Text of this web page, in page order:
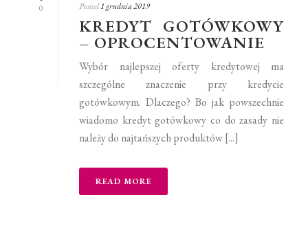
0
Posted1 grudnia 2019
KREDYT GOTÓWKOWY
– OPROCENTOWANIE
Wybór najlepszej oferty kredytowej ma
szczególne znaczenie przy kredycie
gotówkowym. Dlaczego? Bo jak powszechnie
wiadomo kredyt gotówkowy co do zasady nie
należy do najtańszych produktów [...]
READ MORE